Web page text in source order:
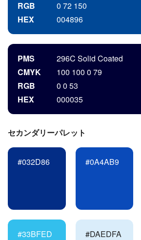
RGB
0 72 150
HEX
004896
PMS
296C Solid Coated
CMYK
100 100 0 79
RGB
0 0 53
HEX
000035
セカンダリーパレット
#032D86 #0A4AB9
#33BFED #DAEDFA